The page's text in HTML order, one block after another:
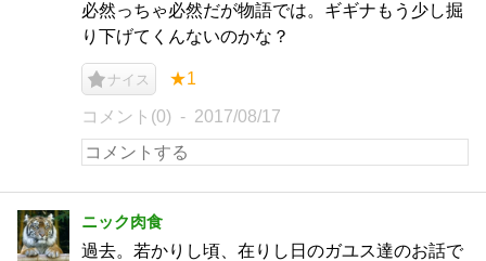
必然っちゃ必然だが物語では。ギギナもう少し掘
り下げてくんないのかな？
ナイス ★1
コメント(0) 2017/08/17
ニック肉食
過去。若かりし頃、在りし日のガユス達のお話で